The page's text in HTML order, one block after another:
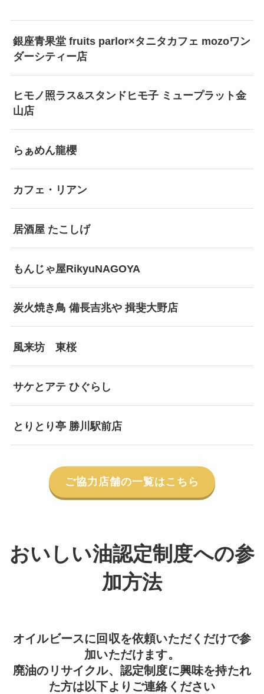
銀座青果堂 fruits parlor×タニタカフェ mozoワン
ダーシティー店
ヒモノ照ラス&スタンドヒモ子 ミュープラット金
山店
らぁめん龍櫻
カフェ・リアン
居酒屋 たこしげ
もんじゃ屋RikyuNAGOYA
炭火焼き鳥 備長吉兆や 揖斐大野店
風来坊 東桜
サケとアテ ひぐらし
とりとり亭 勝川駅前店
ご協力店舗の一覧はこちら
おいしい油認定制度への参
加方法
オイルビースに回収を依頼いただくだけで参
加いただけます。
廃油のリサイクル、認定制度に興味を持たれ
た方は以下よりご連絡ください